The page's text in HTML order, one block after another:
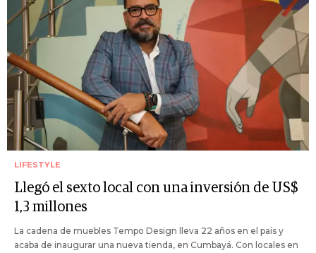
LIFESTYLE
Llegó el sexto local con una inversión de US$
1,3 millones
La cadena de muebles Tempo Design lleva 22 años en el país y
acaba de inaugurar una nueva tienda, en Cumbayá. Con locales en